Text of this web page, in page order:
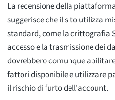
La recensione della
suggerisce che il sito utilizza
standard, come la crittografia
accesso e la trasmissione dei
dovrebbero comunque
fattori disponibile e utilizzare
il rischio di furto dell'account.